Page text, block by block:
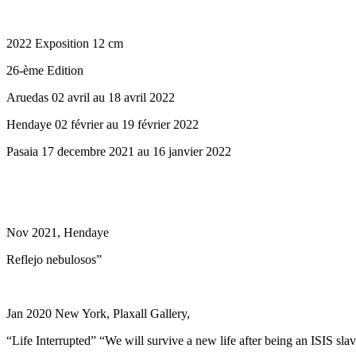
2022 Exposition 12 cm
26-ème Edition
Aruedas 02 avril au 18 avril 2022
Hendaye 02 février au 19 février 2022
Pasaia 17 decembre 2021 au 16 janvier 2022
Nov 2021, Hendaye
Reflejo nebulosos”
Jan 2020 New York, Plaxall Gallery,
“Life Interrupted” “We will survive a new life after being an ISIS